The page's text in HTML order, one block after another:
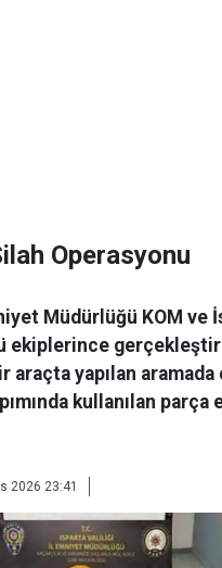
Operasyonu
Müdürlüğü KOM ve
ekiplerince
araçta yapılan aramada
kullanılan parça
2026 23:41